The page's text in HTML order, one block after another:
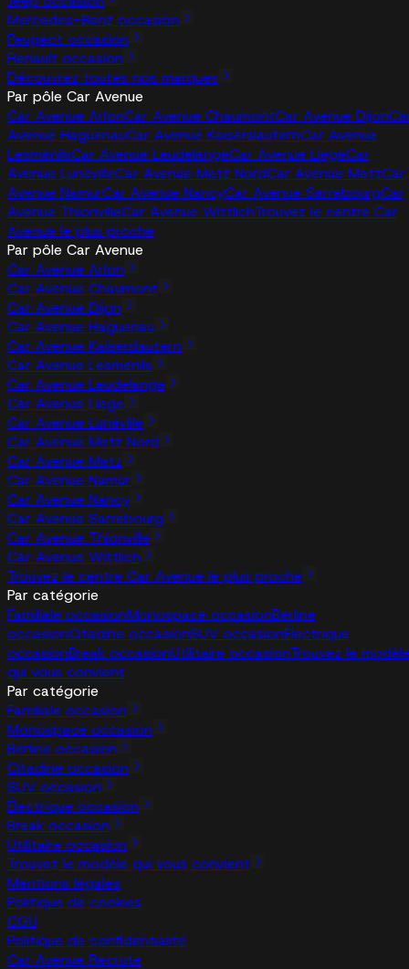
Mercedes-Benz occasion
Peugeot occasion
Renault occasion
Découvrez toutes nos marques
Par pôle Car Avenue
Car Avenue ArlonCar Avenue ChaumontCar Avenue Dijon
Avenue HaguenauCar Avenue KaiserslauternCar Avenue
LesménilsCar Avenue LeudelangeCar Avenue LiegeCar
Avenue LunévilleCar Avenue Metz NordCar Avenue MetzCar
Avenue NamurCar Avenue NancyCar Avenue SarrebourgCar
Avenue ThionvilleCar Avenue WittlichTrouvez le centre Car
Avenue le plus proche
Par pôle Car Avenue
Car Avenue Arlon
Car Avenue Chaumont
Car Avenue Dijon
Car Avenue Haguenau
Car Avenue Kaiserslautern
Car Avenue Lesménils
Car Avenue Leudelange
Car Avenue Liege
Car Avenue Lunéville
Car Avenue Metz Nord
Car Avenue Metz
Car Avenue Namur
Car Avenue Nancy
Car Avenue Sarrebourg
Car Avenue Thionville
Car Avenue Wittlich
Trouvez le centre Car Avenue le plus proche
Par catégorie
Familiale occasionMonospace occasionBerline
occasionCitadine occasionSUV occasionÉlectrique
occasionBreak occasionUtilitaire occasionTrouvez le
qui vous convient
Par catégorie
Familiale occasion
Monospace occasion
Berline occasion
Citadine occasion
SUV occasion
Électrique occasion
Break occasion
Utilitaire occasion
Trouvez le modèle qui vous convient
Mentions légales
Politique de cookies
CGU
Politique de confidentialité
Car Avenue Recrute